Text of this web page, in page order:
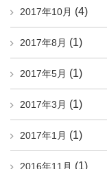
2017年10月 (4)
2017年8月 (1)
2017年5月 (1)
2017年3月 (1)
2017年1月 (1)
2016年11月 (1)